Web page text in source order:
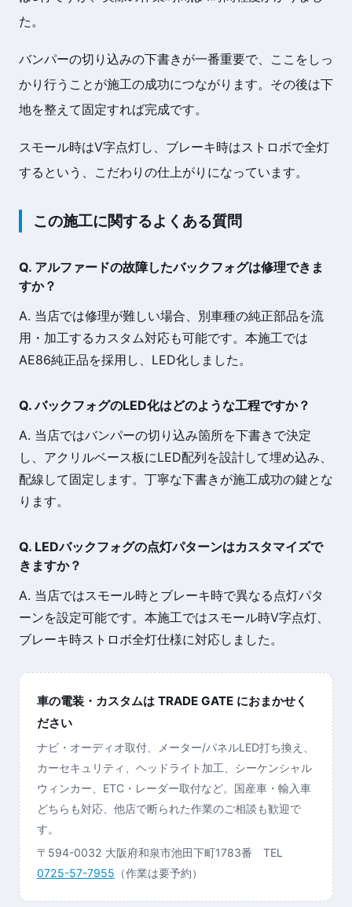
た。
バンパーの切り込みの下書きが一番重要で、ここをしっ
かり行うことが施工の成功につながります。その後は下
地を整えて固定すれば完成です。
スモール時はV字点灯し、ブレーキ時はストロボで全灯
するという、こだわりの仕上がりになっています。
この施工に関するよくある質問
Q. アルファードの故障したバックフォグは修理できま
すか？
A. 当店では修理が難しい場合、別車種の純正部品を流
用・加工するカスタム対応も可能です。本施工では
AE86純正品を採用し、LED化しました。
Q. バックフォグのLED化はどのような工程ですか？
A. 当店ではバンパーの切り込み箇所を下書きで決定
し、アクリルベース板にLED配列を設計して埋め込み、
配線して固定します。丁寧な下書きが施工成功の鍵とな
ります。
Q. LEDバックフォグの点灯パターンはカスタマイズで
きますか？
A. 当店ではスモール時とブレーキ時で異なる点灯パタ
ーンを設定可能です。本施工ではスモール時V字点灯、
ブレーキ時ストロボ全灯仕様に対応しました。
車の電装・カスタムは TRADE GATE におまかせく
ださい
ナビ・オーディオ取付、メーター/パネルLED打ち換え、
カーセキュリティ、ヘッドライト加工、シーケンシャル
ウィンカー、ETC・レーダー取付など。国産車・輸入車
どちらも対応、他店で断られた作業のご相談も歓迎で
す。
〒594-0032 大阪府和泉市池田下町1783番 TEL
0725-57-7955 （作業は要予約）